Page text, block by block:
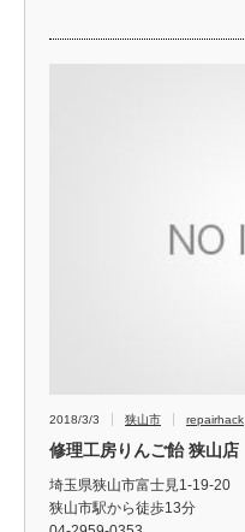
2018/3/3 狭山市 repairhack
修理工房りんご飴 狭山店
埼玉県狭山市富士見1-19-20
狭山市駅から徒歩13分